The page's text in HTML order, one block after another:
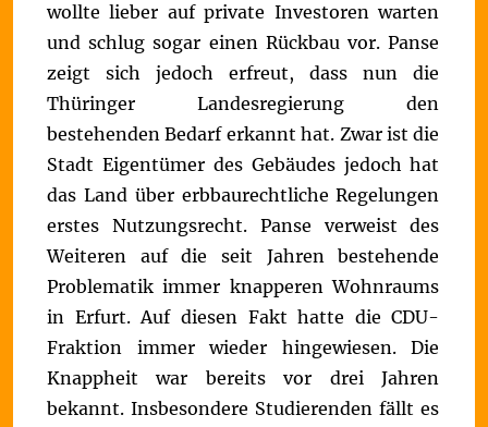
wollte lieber auf private Investoren warten
und schlug sogar einen Rückbau vor. Panse
zeigt sich jedoch erfreut, dass nun die
Thüringer Landesregierung den
bestehenden Bedarf erkannt hat. Zwar ist die
Stadt Eigentümer des Gebäudes jedoch hat
das Land über erbbaurechtliche Regelungen
erstes Nutzungsrecht. Panse verweist des
Weiteren auf die seit Jahren bestehende
Problematik immer knapperen Wohnraums
in Erfurt. Auf diesen Fakt hatte die CDU-
Fraktion immer wieder hingewiesen. Die
Knappheit war bereits vor drei Jahren
bekannt. Insbesondere Studierenden fällt es